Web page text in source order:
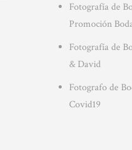
Fotografía de
Promoción
Fotografía de
& David
Fotografo de
Covid19